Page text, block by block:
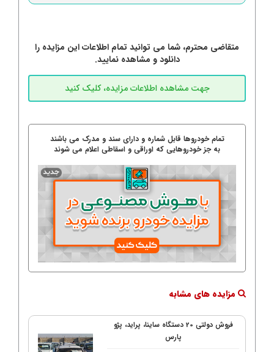
متقاضی محترم، شما می توانید تمام اطلاعات این مزایده را
دانلود و مشاهده نمایید.
تمام خودروها قابل شماره و دارای سند و مدرک می باشند
به جز خودروهایی که اوراقی و اسقاطی اعلام می شوند
مزایده های مشابه
فروش دولتی 20 دستگاه ساینا، پراید، پژو
پارس